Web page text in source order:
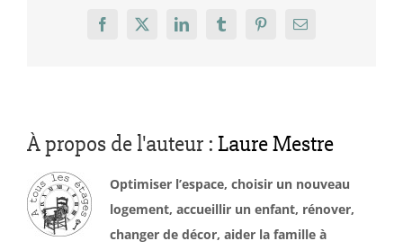
Facebook
X LinkedInTumblrPinterestEmail
À propos de l'auteur : Laure Mestre
Optimiser l’espace, choisir un nouveau
logement, accueillir un enfant, rénover,
changer de décor, aider la famille à